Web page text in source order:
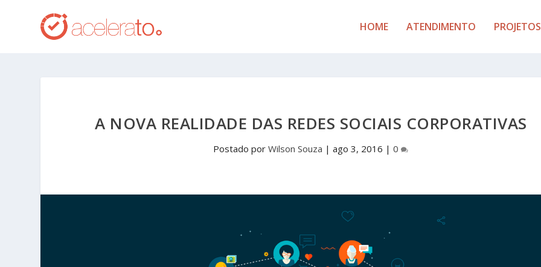
HOME ATENDIMENTO PROJETOS
A NOVA REALIDADE DAS REDES SOCIAIS CORPORATIVAS
Postado porWilson Souza |ago 3, 2016 |0